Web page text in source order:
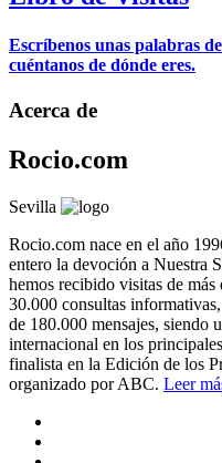
Escríbenos unas palabras
cuéntanos de dónde eres.
Acerca de
Rocio.com
Sevilla
Rocio.com nace en el año
entero la devoción a Nuestra
hemos recibido visitas de más
30.000 consultas
de 180.000 mensajes, siendo
internacional en los
finalista en la Edición de los
organizado por ABC. Leer